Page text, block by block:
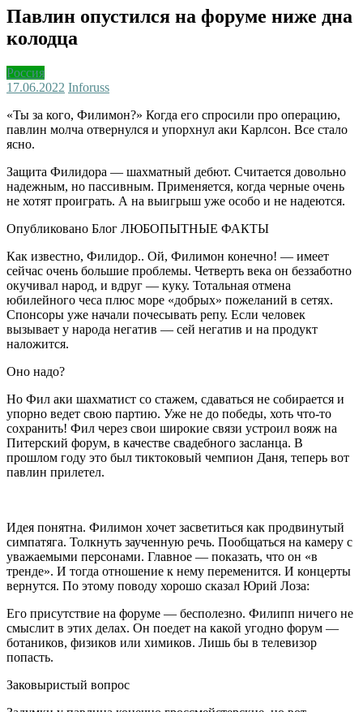
Павлин опустился на форуме ниже дна
колодца
Россия
17.06.2022 Inforuss
«Ты за кого, Филимон?» Когда его спросили про операцию,
павлин молча отвернулся и упорхнул аки Карлсон. Все стало
ясно.
Защита Филидора — шахматный дебют. Считается довольно
надежным, но пассивным. Применяется, когда черные очень
не хотят проиграть. А на выигрыш уже особо и не надеются.
Опубликовано Блог ЛЮБОПЫТНЫЕ ФАКТЫ
Как известно, Филидор.. Ой, Филимон конечно! — имеет
сейчас очень большие проблемы. Четверть века он беззаботно
окучивал народ, и вдруг — куку. Тотальная отмена
юбилейного чеса плюс море «добрых» пожеланий в сетях.
Спонсоры уже начали почесывать репу. Если человек
вызывает у народа негатив — сей негатив и на продукт
наложится.
Оно надо?
Но Фил аки шахматист со стажем, сдаваться не собирается и
упорно ведет свою партию. Уже не до победы, хоть что-то
сохранить! Фил через свои широкие связи устроил вояж на
Питерский форум, в качестве свадебного засланца. В
прошлом году это был тиктоковый чемпион Даня, теперь вот
павлин прилетел.
Идея понятна. Филимон хочет засветиться как продвинутый
симпатяга. Толкнуть заученную речь. Пообщаться на камеру с
уважаемыми персонами. Главное — показать, что он «в
тренде». И тогда отношение к нему переменится. И концерты
вернутся. По этому поводу хорошо сказал Юрий Лоза:
Его присутствие на форуме — бесполезно. Филипп ничего не
смыслит в этих делах. Он поедет на какой угодно форум —
ботаников, физиков или химиков. Лишь бы в телевизор
попасть.
Заковыристый вопрос